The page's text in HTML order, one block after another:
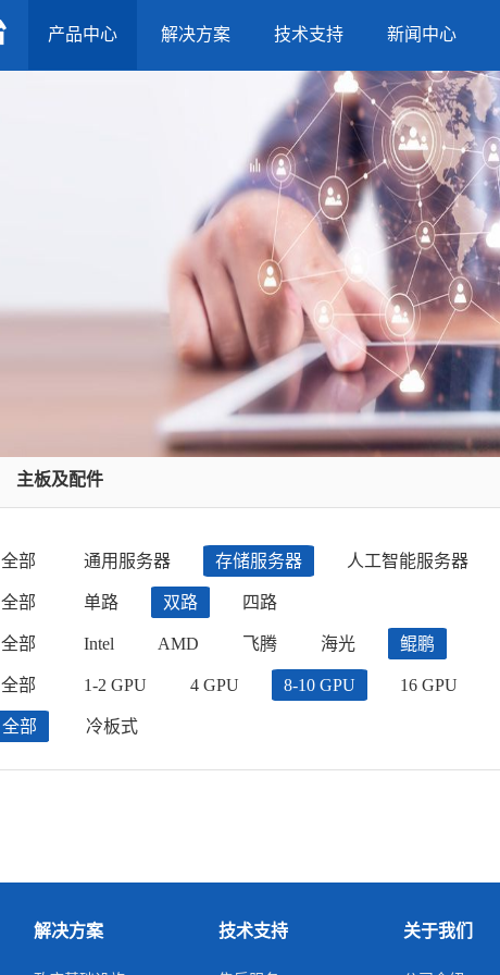
产品中心 解决方案 技术支持 新闻中心
主板及配件
全部 通用服务器 存储服务器 人工智能服务器
全部 单路 双路 四路
全部 Intel AMD 飞腾 海光 鲲鹏
全部 1-2 GPU 4 GPU 8-10 GPU 16 GPU
全部 冷板式
解决方案 技术支持 关于我们